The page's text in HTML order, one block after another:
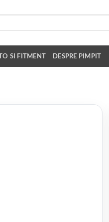
SI FITMENT DESPRE PIMPIT